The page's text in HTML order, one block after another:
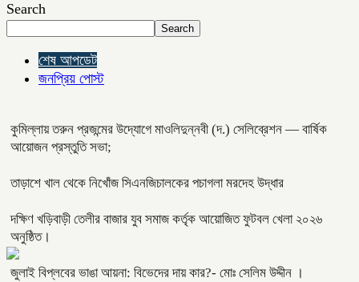
Search
Search
শেষ আপডেট
জনপ্রিয় পোস্ট
কুমিল্লায় তরুন প্রজন্মের উদ্যোগে মাওলিদুন্নবী (দ.) সেলিব্রেশন — বার্ষিক
আয়োজন প্রস্তুতি সভা;
তাড়াশে খাল থেকে নিখোঁজ সিএনজিচালকের পচাগলা মরদেহ উদ্ধার
দক্ষিণ খড়িবাড়ী তেলীর বাজার যুব সমাজ কর্তৃক আয়োজিত ফুটবল খেলা ২০২৬
অনুষ্ঠিত।
জুলাই বিপ্লবের ভাঙা আয়না: বিভেদের দায় কার?- মোঃ সেলিম উদ্দীন ।